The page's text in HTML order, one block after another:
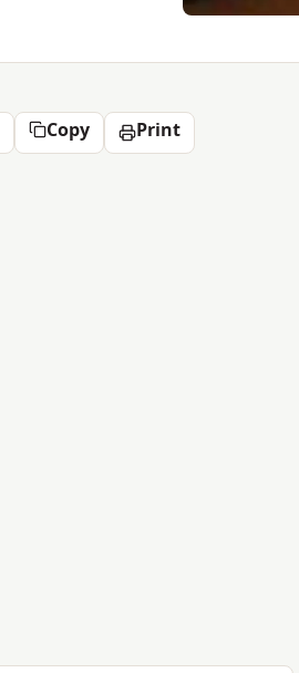
Copy Print